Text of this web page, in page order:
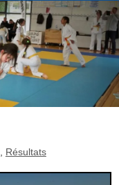
, Résultats